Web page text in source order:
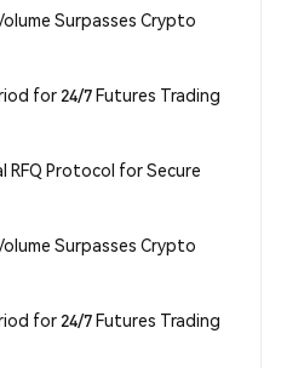
Surpasses Crypto
for 24/7 Futures Trading
RFQ Protocol for Secure
Surpasses Crypto
for 24/7 Futures Trading